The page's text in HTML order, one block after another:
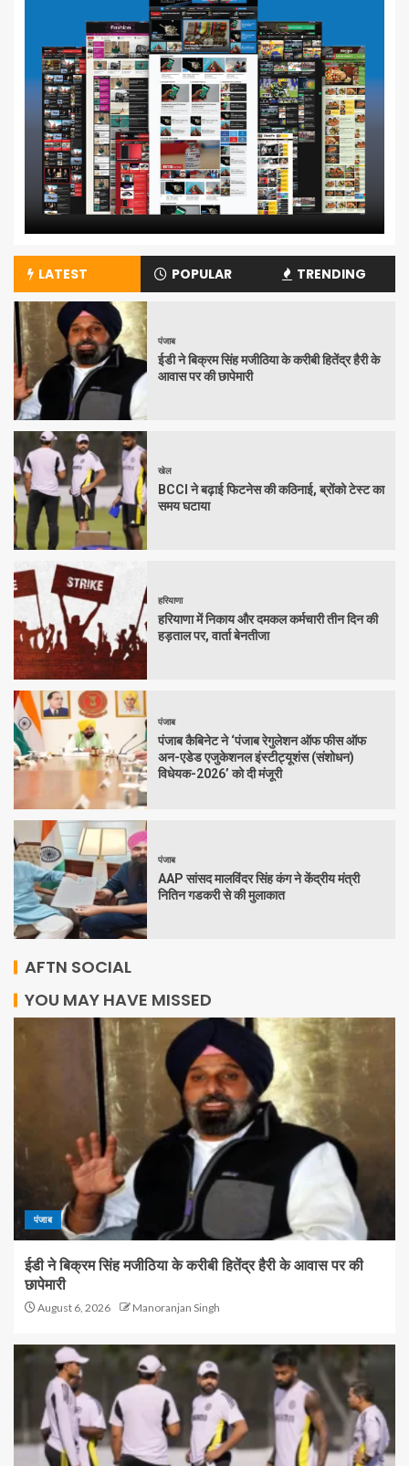
LATEST POPULAR TRENDING
पंजाब
ईडी ने बिक्रम सिंह मजीठिया के करीबी हितेंद्र हैरी के
आवास पर की छापेमारी
खेल
BCCI ने बढ़ाई फिटनेस की कठिनाई, ब्रोंको टेस्ट का
समय घटाया
हरियाणा
हरियाणा में निकाय और दमकल कर्मचारी तीन दिन की
हड़ताल पर, वार्ता बेनतीजा
पंजाब
पंजाब कैबिनेट ने ‘पंजाब रेगुलेशन ऑफ फीस ऑफ
अन-एडेड एजुकेशनल इंस्टीट्यूशंस (संशोधन)
विधेयक-2026’ को दी मंजूरी
पंजाब
AAP सांसद मालविंदर सिंह कंग ने केंद्रीय मंत्री
नितिन गडकरी से की मुलाकात
AFTN SOCIAL
YOU MAY HAVE MISSED
पंजाब
ईडी ने बिक्रम सिंह मजीठिया के करीबी हितेंद्र हैरी के आवास पर की
छापेमारी
August 6, 2026 Manoranjan Singh